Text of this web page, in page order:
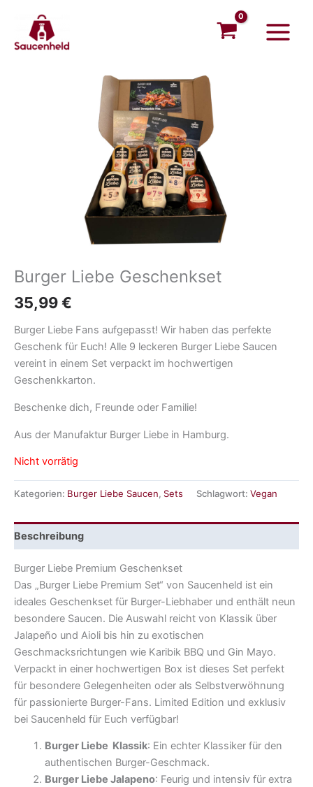
springen
Menu
Burger Liebe Geschenkset
35,99€
Burger Liebe Fans aufgepasst! Wir haben das perfekte
Geschenk für Euch! Alle 9 leckeren Burger Liebe Saucen
vereint in einem Set verpackt im hochwertigen
Geschenkkarton.
Beschenke dich, Freunde oder Familie!
Aus der Manufaktur Burger Liebe in Hamburg.
Nicht vorrätig
Kategorien: Burger Liebe Saucen, Sets Schlagwort: Vegan
Beschreibung
Burger Liebe Premium Geschenkset
Das „Burger Liebe Premium Set“ von Saucenheld ist ein
ideales Geschenkset für Burger-Liebhaber und enthält neun
besondere Saucen. Die Auswahl reicht von Klassik über
Jalapeño und Aioli bis hin zu exotischen
Geschmacksrichtungen wie Karibik BBQ und Gin Mayo.
Verpackt in einer hochwertigen Box ist dieses Set perfekt
für besondere Gelegenheiten oder als Selbstverwöhnung
für passionierte Burger-Fans. Limited Edition und exklusiv
bei Saucenheld für Euch verfügbar!
Burger Liebe Klassik: Ein echter Klassiker für den
authentischen Burger-Geschmack.
Burger Liebe Jalapeno: Feurig und intensiv für extra